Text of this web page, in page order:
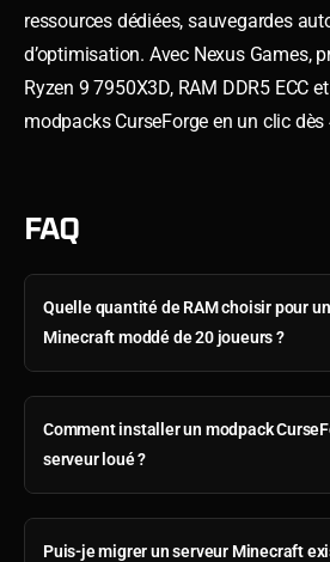
ressources dédiées, sauvegardes
d’optimisation. Avec Nexus Games,
Ryzen 9 7950X3D, RAM DDR5 ECC
modpacks CurseForge en un clic
FAQ
Quelle quantité de RAM choisir pour
Minecraft moddé de 20 joueurs ?
Comment installer un modpack
serveur loué ?
Puis-je migrer un serveur Minecraft